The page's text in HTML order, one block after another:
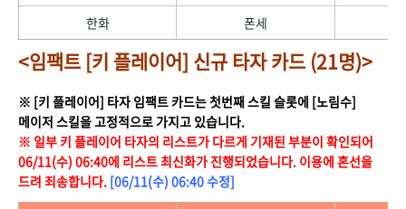
한화
폰세
<임팩트 [키 플레이어] 신규 타자 카드 (21명)>
※ [키 플레이어] 타자 임팩트 카드는 첫번째 스킬 슬롯에 [노림수]
메이저 스킬을 고정적으로 가지고 있습니다.
※ 일부 키 플레이어 타자의 리스트가 다르게 기재된 부분이 확인되어
06/11(수) 06:40에 리스트 최신화가 진행되었습니다. 이용에 혼선을
드려 죄송합니다. [06/11(수) 06:40 수정]